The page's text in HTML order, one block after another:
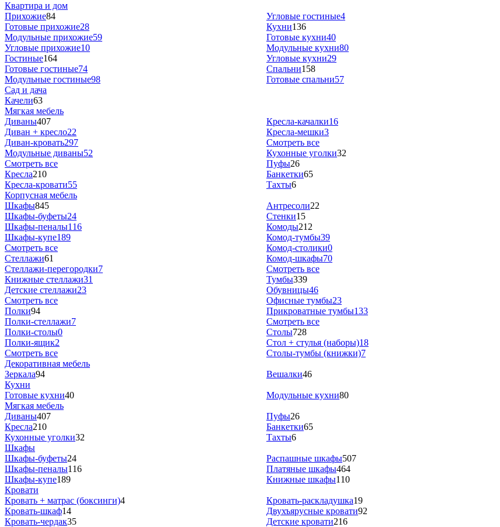
Квартира и дом
Прихожие84
Готовые прихожие28
Модульные прихожие59
Угловые прихожие10
Гостиные164
Готовые гостиные74
Модульные гостиные98
Угловые гостиные4
Кухни136
Готовые кухни40
Модульные кухни80
Угловые кухни29
Спальни158
Готовые спальни57
Сад и дача
Качели63
Мягкая мебель
Диваны407
Диван + кресло22
Диван-кровать297
Модульные диваны52
Смотреть все
Кресла210
Кресла-кровати55
Кресла-качалки16
Кресла-мешки3
Смотреть все
Кухонные уголки32
Пуфы26
Банкетки65
Тахты6
Корпусная мебель
Шкафы845
Шкафы-буфеты24
Шкафы-пеналы116
Шкафы-купе189
Смотреть все
Стеллажи61
Стеллажи-перегородки7
Книжные стеллажи31
Детские стеллажи23
Смотреть все
Полки94
Полки-стеллажи7
Полки-столы0
Полки-ящик2
Смотреть все
Антресоли22
Стенки15
Комоды212
Комод-тумбы39
Комод-столики0
Комод-шкафы70
Смотреть все
Тумбы339
Обувницы46
Офисные тумбы23
Прикроватные тумбы133
Смотреть все
Столы728
Стол + стулья (наборы)18
Столы-тумбы (книжки)7
Декоративная мебель
Зеркала94 Вешалки46
Кухни
Готовые кухни40 Модульные кухни80
Мягкая мебель
Диваны407
Кресла210
Кухонные уголки32
Пуфы26
Банкетки65
Тахты6
Шкафы
Шкафы-буфеты24
Шкафы-пеналы116
Шкафы-купе189
Распашные шкафы507
Платяные шкафы464
Книжные шкафы110
Кровати
Кровать + матрас (боксинги)4
Кровать-шкаф14
Кровать-чердак35
Кровать-раскладушка19
Двухъярусные кровати92
Детские кровати216